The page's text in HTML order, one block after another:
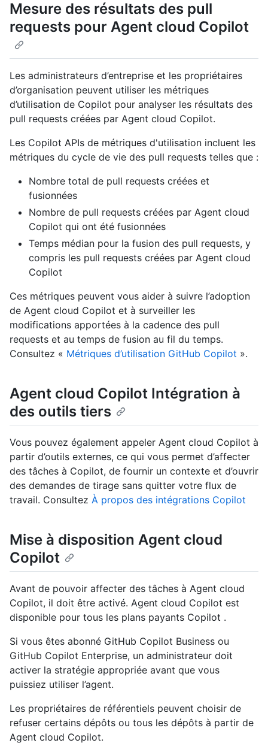
Mesure des résultats des pull
requests pour Agent cloud Copilot
Les administrateurs d’entreprise et les propriétaires
d’organisation peuvent utiliser les métriques
d’utilisation de Copilot pour analyser les résultats des
pull requests créées par Agent cloud Copilot.
Les Copilot APIs de métriques d'utilisation incluent les
métriques du cycle de vie des pull requests telles que :
Nombre total de pull requests créées et
fusionnées
Nombre de pull requests créées par Agent cloud
Copilot qui ont été fusionnées
Temps médian pour la fusion des pull requests, y
compris les pull requests créées par Agent cloud
Copilot
Ces métriques peuvent vous aider à suivre l’adoption
de Agent cloud Copilot et à surveiller les
modifications apportées à la cadence des pull
requests et au temps de fusion au fil du temps.
Consultez « Métriques d’utilisation GitHub Copilot ».
Agent cloud Copilot Intégration à
des outils tiers
Vous pouvez également appeler Agent cloud Copilot à
partir d’outils externes, ce qui vous permet d’affecter
des tâches à Copilot, de fournir un contexte et d’ouvrir
des demandes de tirage sans quitter votre flux de
travail. Consultez À propos des intégrations Copilot
Mise à disposition Agent cloud
Copilot
Avant de pouvoir affecter des tâches à Agent cloud
Copilot, il doit être activé. Agent cloud Copilot est
disponible pour tous les plans payants Copilot .
Si vous êtes abonné GitHub Copilot Business ou
GitHub Copilot Enterprise, un administrateur doit
activer la stratégie appropriée avant que vous
puissiez utiliser l’agent.
Les propriétaires de référentiels peuvent choisir de
refuser certains dépôts ou tous les dépôts à partir de
Agent cloud Copilot.